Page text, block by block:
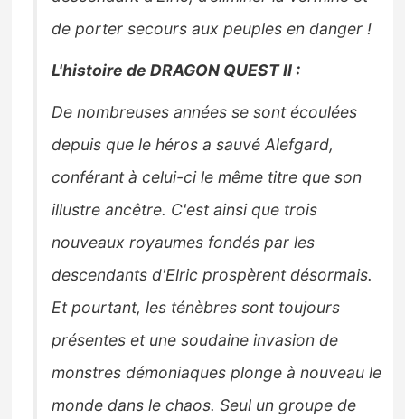
de porter secours aux peuples en danger !
L'histoire de DRAGON QUEST II :
De nombreuses années se sont écoulées
depuis que le héros a sauvé Alefgard,
conférant à celui-ci le même titre que son
illustre ancêtre. C'est ainsi que trois
nouveaux royaumes fondés par les
descendants d'Elric prospèrent désormais.
Et pourtant, les ténèbres sont toujours
présentes et une soudaine invasion de
monstres démoniaques plonge à nouveau le
monde dans le chaos. Seul un groupe de